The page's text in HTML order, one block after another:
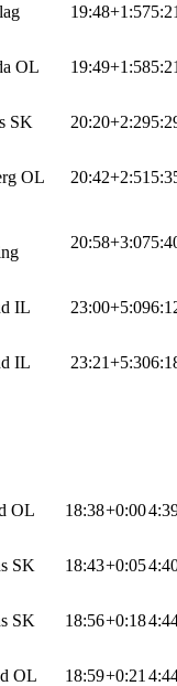
19:48+1:57
OL 19:49+1:58
SK 20:20+2:29
OL 20:42+2:51
20:58+3:07
IL 23:00+5:09
IL 23:21+5:30
OL 18:38+0:00
SK 18:43+0:05
SK 18:56+0:18
OL 18:59+0:21